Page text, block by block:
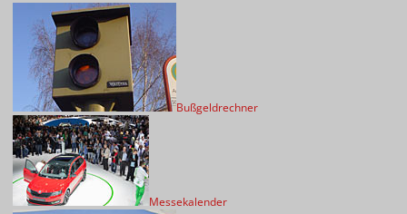
Bußgeldrechner
Messekalender